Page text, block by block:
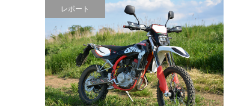
レポート